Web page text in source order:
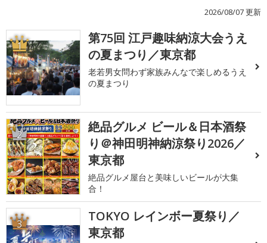
2026/08/07 更新
1
第75回 江戸趣味納涼大会うえ
の夏まつり／東京都
老若男女問わず家族みんなで楽しめるうえ
の夏まつり
2
絶品グルメ ビール＆日本酒祭
り＠神田明神納涼祭り2026／
東京都
絶品グルメ屋台と美味しいビールが大集
合！
3
TOKYO レインボー夏祭り／
東京都